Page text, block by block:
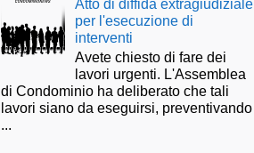
Atto di diffida extragiudiziale
per l'esecuzione di
interventi
Avete chiesto di fare dei
lavori urgenti. L'Assemblea
di Condominio ha deliberato che tali
lavori siano da eseguirsi, preventivando
...